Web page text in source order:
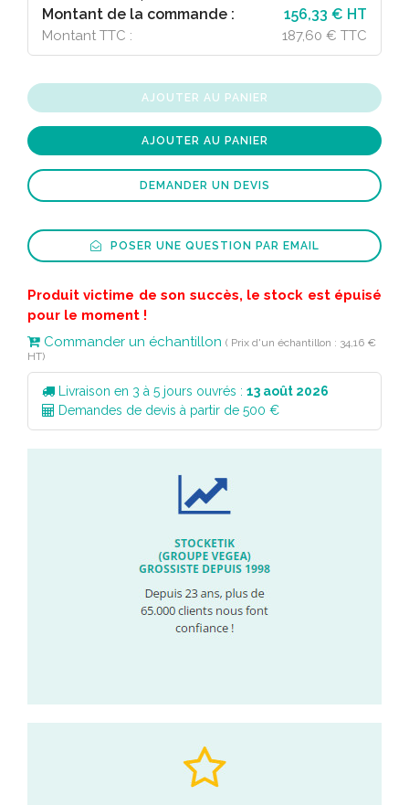
Montant de la commande : 156,33 € HT
Montant TTC : 187,60 € TTC
AJOUTER AU PANIER
AJOUTER AU PANIER
DEMANDER UN DEVIS
POSER UNE QUESTION PAR EMAIL
Produit victime de son succès, le stock est épuisé
pour le moment !
Commander un échantillon ( Prix d'un échantillon : 34,16 €
HT)
Livraison en 3 à 5 jours ouvrés : 13 août 2026
Demandes de devis à partir de 500 €